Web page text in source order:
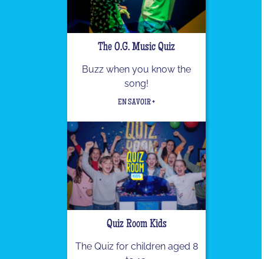
The O.G. Music Quiz
Buzz when you know the
song!
EN SAVOIR +
Quiz Room Kids
The Quiz for children aged 8